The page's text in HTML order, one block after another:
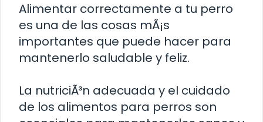
Alimentar correctamente a tu perro
es una de las cosas mÃ¡s
importantes que puede hacer para
mantenerlo saludable y feliz.
La nutriciÃ³n adecuada y el cuidado
de los alimentos para perros son